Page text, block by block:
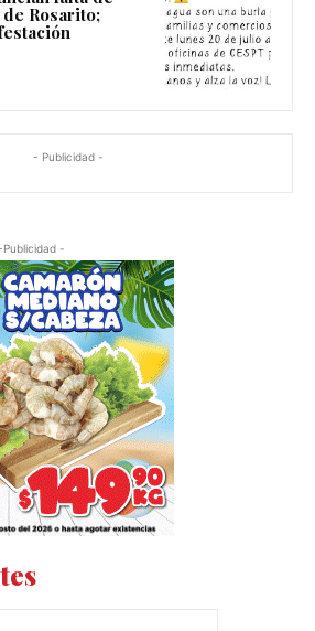
Rosarito;
- Publicidad -
Publicidad -